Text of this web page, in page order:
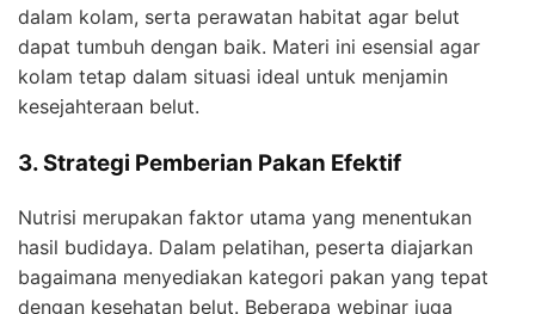
dalam kolam, serta perawatan habitat agar belut
dapat tumbuh dengan baik. Materi ini esensial agar
kolam tetap dalam situasi ideal untuk menjamin
kesejahteraan belut.
3. Strategi Pemberian Pakan Efektif
Nutrisi merupakan faktor utama yang menentukan
hasil budidaya. Dalam pelatihan, peserta diajarkan
bagaimana menyediakan kategori pakan yang tepat
dengan kesehatan belut. Beberapa webinar juga